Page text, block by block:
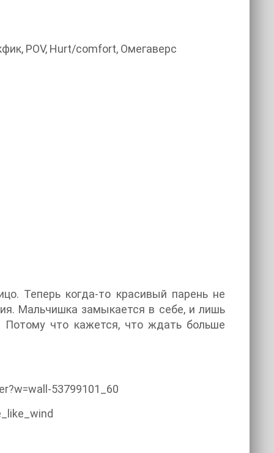
POV, Hurt/comfort, Омегаверс
Теперь когда-то красивый парень не
Мальчишка замыкается в себе, и лишь
что кажется, что ждать больше
53799101_60